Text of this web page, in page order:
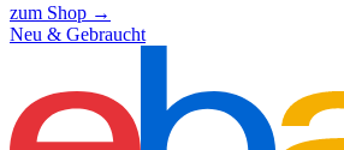
zum Shop →
Neu & Gebraucht